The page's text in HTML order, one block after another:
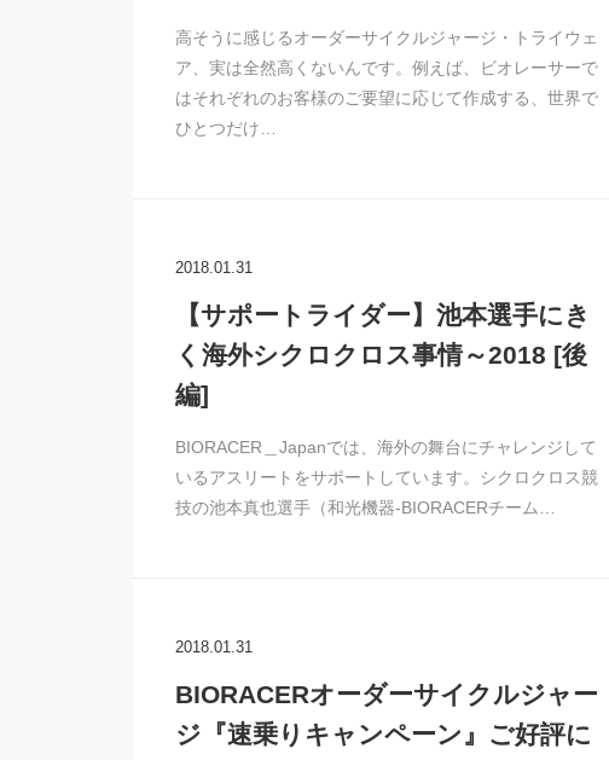
高そうに感じるオーダーサイクルジャージ・トライウェ
ア、実は全然高くないんです。例えば、ビオレーサーで
はそれぞれのお客様のご要望に応じて作成する、世界で
ひとつだけ…
2018.01.31
【サポートライダー】池本選手にき
く海外シクロクロス事情～2018 [後
編]
BIORACER＿Japanでは、海外の舞台にチャレンジして
いるアスリートをサポートしています。シクロクロス競
技の池本真也選手（和光機器-BIORACERチーム…
2018.01.31
BIORACERオーダーサイクルジャー
ジ『速乗りキャンペーン』ご好評に